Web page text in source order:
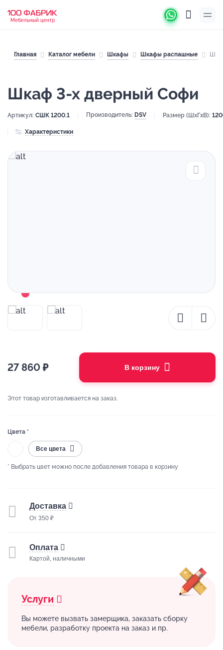
Мебельный центр
Главная Каталог мебели Шкафы Шкафы распашные
Шкаф 3-х дверный Софи
Артикул: СШК 1200.1 Производитель: DSV Размер (ШхГхВ):
Характеристики
27 860 ₽ В корзину
Этот товар изготавливается на заказ.
Цвета *
Все цвета
* Выбрать цвет можно после добавления товара в корзину
Доставка
От 350 ₽
Оплата
Картой, наличными
Услуги
Вы можете вызвать замерщика, заказать сборку
мебели, разработку проекта на заказ и пр.